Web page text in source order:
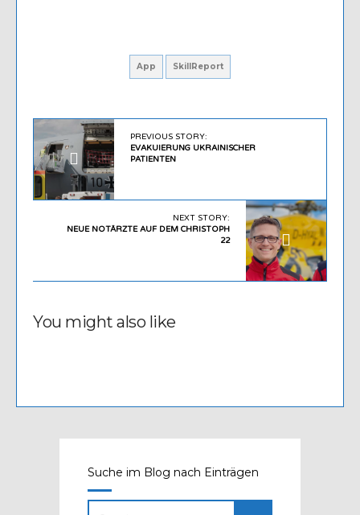
App SkillReport
PREVIOUS STORY:
EVAKUIERUNG UKRAINISCHER
PATIENTEN
NEXT STORY:
NEUE NOTÄRZTE AUF DEM CHRISTOPH
22
You might also like
Suche im Blog nach Einträgen